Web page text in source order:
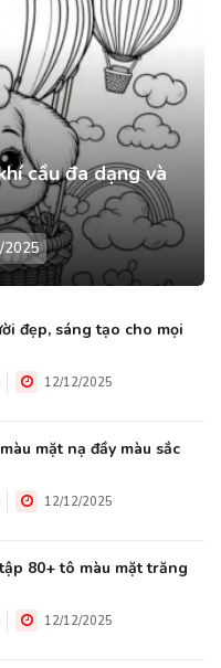
cầu đa dạng và
đẹp, sáng tạo cho mọi
12/12/2025
mặt nạ đầy màu sắc
12/12/2025
80+ tô màu mặt trăng
12/12/2025